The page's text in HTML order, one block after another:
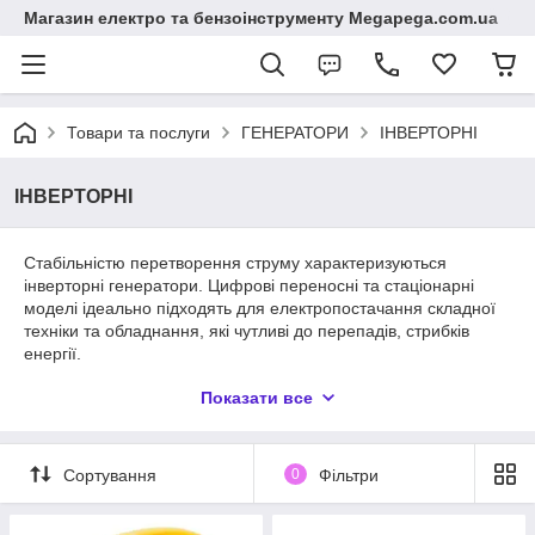
Магазин електро та бензоінструменту Megapega.com.ua
Товари та послуги ГЕНЕРАТОРИ ІНВЕРТОРНІ
ІНВЕРТОРНІ
Стабільністю перетворення струму характеризуються
інверторні генератори. Цифрові переносні та стаціонарні
моделі ідеально підходять для електропостачання складної
техніки та обладнання, які чутливі до перепадів, стрибків
енергії.
вибір моделей, переважно бензинових, купити які можна за
у промисловості, у школах, медустановах.
Показати все
Сортування 0 Фільтри